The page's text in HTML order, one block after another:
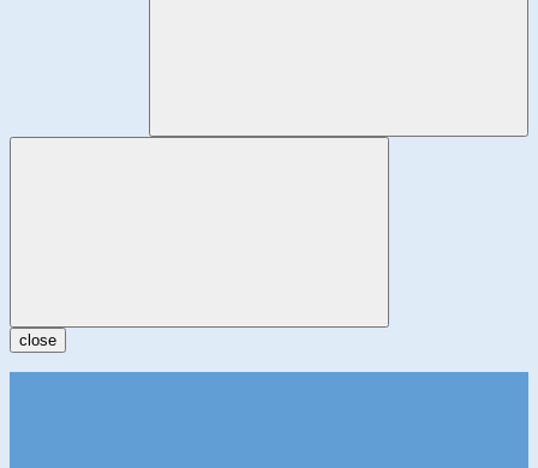
close